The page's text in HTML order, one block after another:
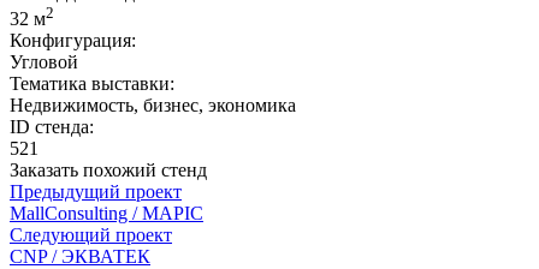
32 м2
Конфигурация:
Угловой
Тематика выставки:
Недвижимость, бизнес, экономика
ID стенда:
521
Заказать похожий стенд
Предыдущий проект
MallConsulting / MAPIC
Следующий проект
CNP / ЭКВАТЕК